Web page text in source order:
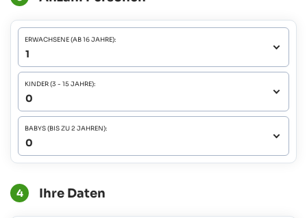
ERWACHSENE (AB 16 JAHRE):
KINDER (3 - 15 JAHRE):
BABYS (BIS ZU 2 JAHREN):
4 Ihre Daten